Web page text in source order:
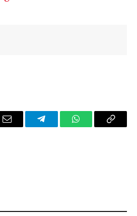
Email TelegramWhatsAppCopy